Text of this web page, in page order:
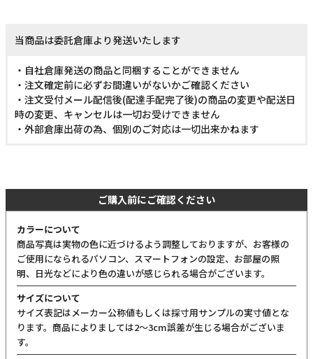
当商品は委託倉庫より発送いたします
・自社倉庫発送の商品と同梱することができません
・注文確定前に必ずお間違いがないかご確認ください
・注文受付メール配信後(配達手配完了後)の商品の変更や配送日
時の変更、キャンセルは一切お受けできません
・外部倉庫出荷の為、個別のご対応は一切出来かねます
ご購入前にご確認ください
カラーについて
商品写真は実物の色に近づけるよう調整しておりますが、お客様の
ご使用になられるパソコン、スマートフォンの設定、お部屋の照
明、日光などにより色の違いが感じられる場合がございます。
サイズについて
サイズ表記はメーカー公称値もしくは採寸用サンプルの実寸値とな
ります。商品によりましては2〜3cm誤差が生じる場合がございま
す。